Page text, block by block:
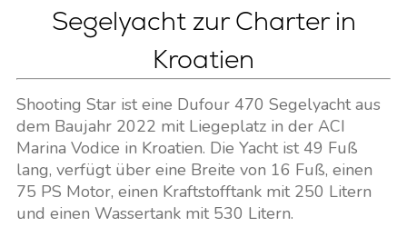
Segelyacht zur Charter in
Kroatien
Shooting Star ist eine Dufour 470 Segelyacht aus
dem Baujahr 2022 mit Liegeplatz in der ACI
Marina Vodice in Kroatien. Die Yacht ist 49 Fuß
lang, verfügt über eine Breite von 16 Fuß, einen
75 PS Motor, einen Kraftstofftank mit 250 Litern
und einen Wassertank mit 530 Litern.